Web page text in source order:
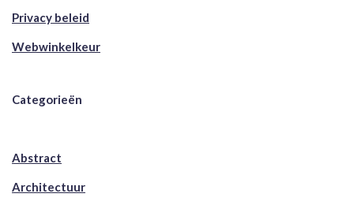
Privacy beleid
Webwinkelkeur
Categorieën
Abstract
Architectuur